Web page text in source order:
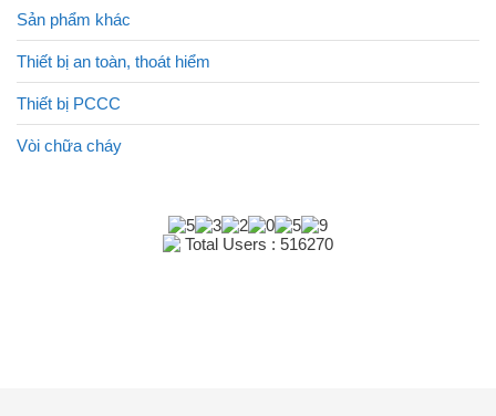
Sản phẩm khác
Thiết bị an toàn, thoát hiểm
Thiết bị PCCC
Vòi chữa cháy
Total Users : 516270